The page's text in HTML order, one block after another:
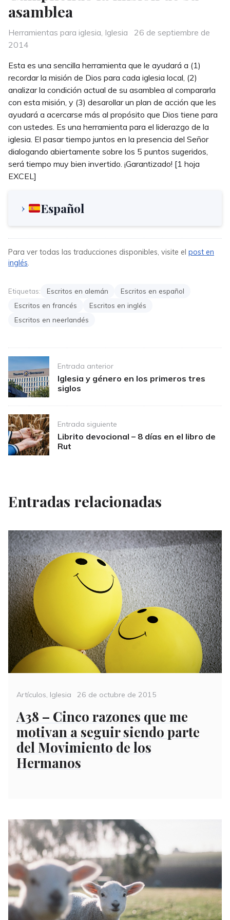
asamblea
Categories
Herramientas para iglesia, Iglesia
Posted
26 de septiembre de
2014
Esta es una sencilla herramienta que le ayudará a (1)
recordar la misión de Dios para cada iglesia local, (2)
analizar la condición actual de su asamblea al compararla
con esta misión, y (3) desarollar un plan de acción que les
ayudará a acercarse más al propósito que Dios tiene para
con ustedes. Es una herramienta para el liderazgo de la
iglesia. El pasar tiempo juntos en la presencia del Señor
dialogando abiertamente sobre los 5 puntos sugeridos,
será tiempo muy bien invertido. ¡Garantizado! [1 hoja
EXCEL]
Español
Para ver todas las traducciones disponibles, visite el post en
inglés.
Etiquetas: Escritos en alemán
Escritos en español
Escritos en francés
Escritos en inglés
Escritos en neerlandés
Post
navigation
Entrada anterior
Iglesia y género en los primeros tres
siglos
Entrada siguiente
Librito devocional – 8 días en el libro de
Rut
Entradas relacionadas
Categories
Artículos Iglesia
Posted
26 de octubre de 2015
A38 – Cinco razones que me
motivan a seguir siendo parte
del Movimiento de los
Hermanos